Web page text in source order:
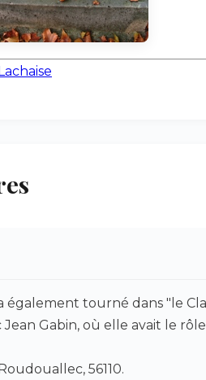
également tourné dans "le
Jean Gabin, où elle avait le
56110.